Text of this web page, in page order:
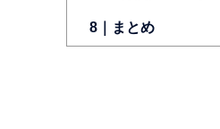
8｜まとめ